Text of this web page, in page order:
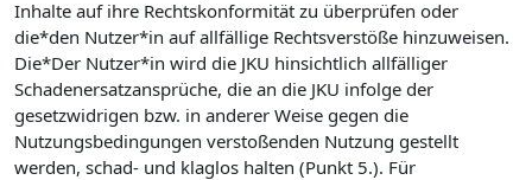
Inhalte auf ihre Rechtskonformität zu überprüfen oder
die*den Nutzer*in auf allfällige Rechtsverstöße hinzuweisen.
Die*Der Nutzer*in wird die JKU hinsichtlich allfälliger
Schadenersatzansprüche, die an die JKU infolge der
gesetzwidrigen bzw. in anderer Weise gegen die
Nutzungsbedingungen verstoßenden Nutzung gestellt
werden, schad- und klaglos halten (Punkt 5.). Für